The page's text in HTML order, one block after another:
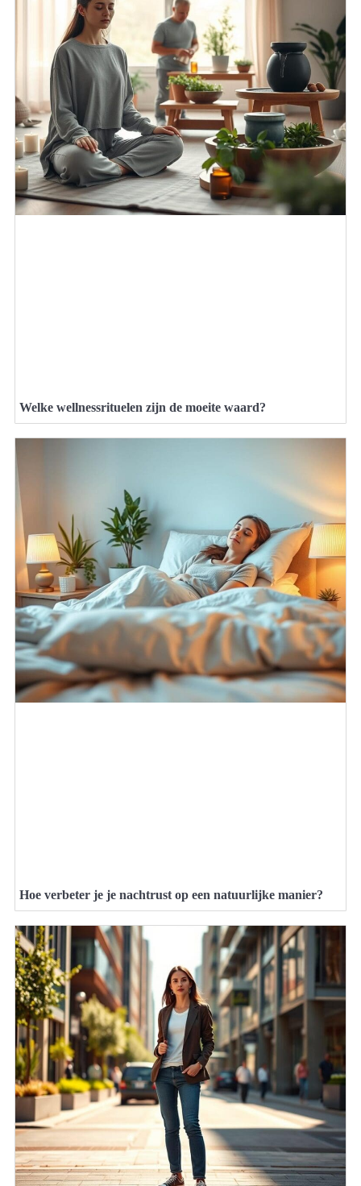
Welke wellnessrituelen zijn de moeite waard?
Hoe verbeter je je nachtrust op een natuurlijke manier?